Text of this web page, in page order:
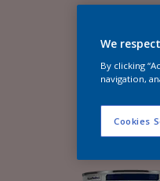
We
By clicking
navigation,
Cookies